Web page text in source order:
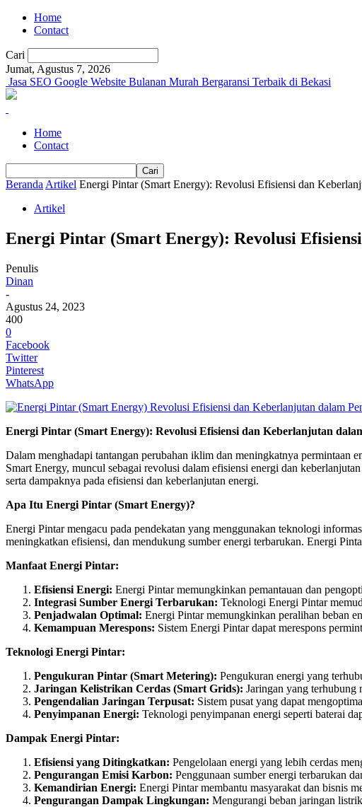
Home
Contact
Cari
Jumat, Agustus 7, 2026
Jasa SEO Google Website Bulanan Murah Bergaransi Terbaik di Bekasi
Home
Contact
Beranda Artikel Energi Pintar (Smart Energy): Revolusi Efisiensi dan
Artikel
Energi Pintar (Smart Energy): Revolusi
Penulis
Dinan
-
Agustus 24, 2023
400
0
Facebook
Twitter
Pinterest
WhatsApp
Energi Pintar (Smart Energy): Revolusi Efisiensi dan Keberlanjutan
Dalam menghadapi tantangan perubahan iklim dan meningkatnya permintaan
Smart Energy, muncul sebagai revolusi dalam efisiensi energi dan
serta dampaknya pada efisiensi dan keberlanjutan energi.
Apa Itu Energi Pintar (Smart Energy)?
Energi Pintar mengacu pada pendekatan yang menggunakan teknologi
meningkatkan efisiensi, dan mendukung sumber energi terbarukan. Energi
Manfaat Energi Pintar:
Efisiensi Energi: Energi Pintar memungkinkan pemantauan dan
Integrasi Sumber Energi Terbarukan: Teknologi Energi Pintar
Penjadwalan Optimal: Energi Pintar memungkinkan peralihan beban
Kemampuan Merespons: Sistem Energi Pintar dapat merespons
Teknologi Energi Pintar:
Pengukuran Pintar (Smart Metering): Pengukuran energi yang
Jaringan Kelistrikan Cerdas (Smart Grids): Jaringan yang terhubung
Pengendalian Jaringan Terpusat: Sistem pusat yang dapat
Penyimpanan Energi: Teknologi penyimpanan energi seperti baterai
Dampak Energi Pintar:
Efisiensi yang Ditingkatkan: Pengelolaan energi yang lebih cerdas
Pengurangan Emisi Karbon: Penggunaan sumber energi terbarukan
Kemandirian Energi: Energi Pintar membantu masyarakat dan bisnis
Pengurangan Dampak Lingkungan: Mengurangi beban jaringan